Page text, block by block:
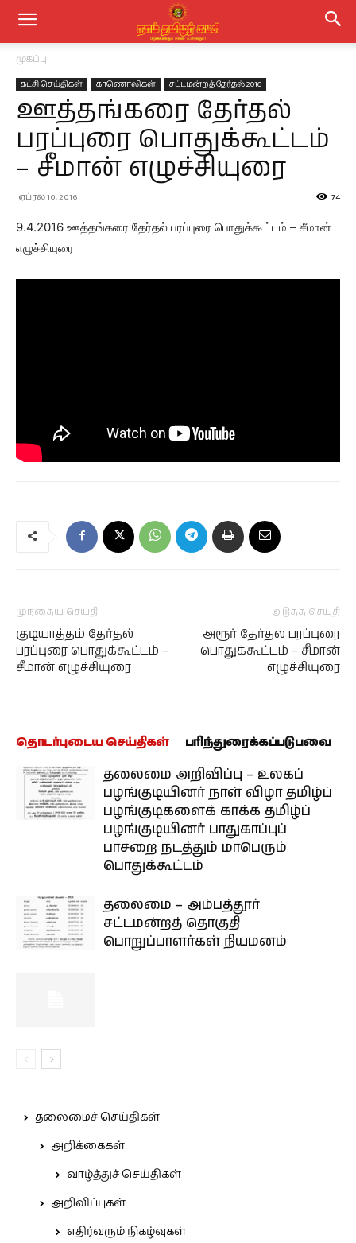
முகப்பு
கட்சி செய்திகள் காணொலிகள் சட்டமன்றத் தேர்தல் 2016
ஊத்தங்கரை தேர்தல்
பரப்புரை பொதுக்கூட்டம்
– சீமான் எழுச்சியுரை
ஏப்ரல் 10, 2016 74
9.4.2016 ஊத்தங்கரை தேர்தல் பரப்புரை பொதுக்கூட்டம் – சீமான்
எழுச்சியுரை
முந்தைய செய்தி
குடியாத்தம் தேர்தல்
பரப்புரை பொதுக்கூட்டம் –
சீமான் எழுச்சியுரை
அடுத்த செய்தி
அரூர் தேர்தல் பரப்புரை
பொதுக்கூட்டம் – சீமான்
எழுச்சியுரை
தொடர்புடைய செய்திகள் பரிந்துரைக்கப்படுபவை
தலைமை அறிவிப்பு – உலகப்
பழங்குடியினர் நாள் விழா தமிழ்ப்
பழங்குடிகளைக் காக்க தமிழ்ப்
பழங்குடியினர் பாதுகாப்புப்
பாசறை நடத்தும் மாபெரும்
பொதுக்கூட்டம்
தலைமை – அம்பத்தூர்
சட்டமன்றத் தொகுதி
பொறுப்பாளர்கள் நியமனம்
தலைமைச் செய்திகள்
அறிக்கைகள்
வாழ்த்துச் செய்திகள்
அறிவிப்புகள்
எதிர்வரும் நிகழ்வுகள்